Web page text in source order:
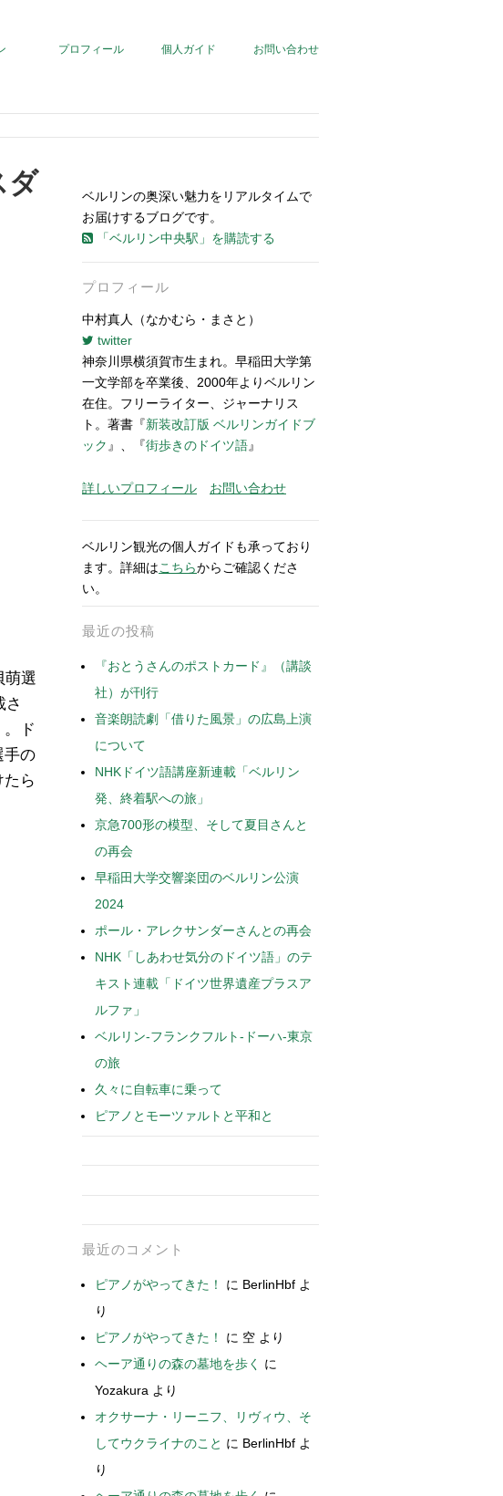
プロフィール 個人ガイド お問い合わせ
ダ
萌選
さ
。ド
手の
ら
ベルリンの奥深い魅力をリアルタイムで
お届けするブログです。
「ベルリン中央駅」を購読する
プロフィール
中村真人（なかむら・まさと）
twitter
神奈川県横須賀市生まれ。早稲田大学第
一文学部を卒業後、2000年よりベルリン
在住。フリーライター、ジャーナリス
ト。著書『新装改訂版 ベルリンガイドブ
ック 』、『街歩きのドイツ語』
詳しいプロフィール お問い合わせ
ベルリン観光の個人ガイドも承っており
ます。詳細はこちらからご確認くださ
い。
最近の投稿
『おとうさんのポストカード』（講談
社）が刊行
音楽朗読劇「借りた風景」の広島上演
について
NHKドイツ語講座新連載「ベルリン
発、終着駅への旅」
京急700形の模型、そして夏目さんと
の再会
早稲田大学交響楽団のベルリン公演
2024
ポール・アレクサンダーさんとの再会
NHK「しあわせ気分のドイツ語」のテ
キスト連載「ドイツ世界遺産プラスア
ルファ」
ベルリン-フランクフルト-ドーハ-東京
の旅
久々に自転車に乗って
ピアノとモーツァルトと平和と
最近のコメント
ピアノがやってきた！ に BerlinHbf よ
り
ピアノがやってきた！
に 空 より
ヘーア通りの森の墓地を歩く
に
Yozakura より
オクサーナ・リーニフ、リヴィウ、そ
してウクライナのこと に BerlinHbf よ
り